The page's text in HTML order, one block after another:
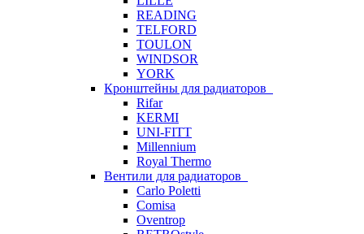
READING
TELFORD
TOULON
WINDSOR
YORK
Кронштейны для радиаторов
Rifar
KERMI
UNI-FITT
Millennium
Royal Thermo
Вентили для радиаторов
Carlo Poletti
Comisa
Oventrop